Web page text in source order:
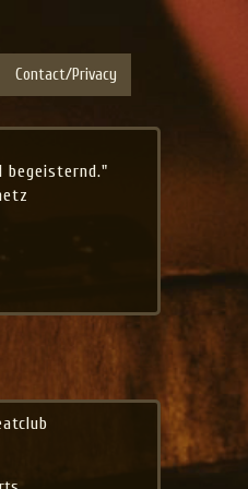
Contact/Privacy
begeisternd."